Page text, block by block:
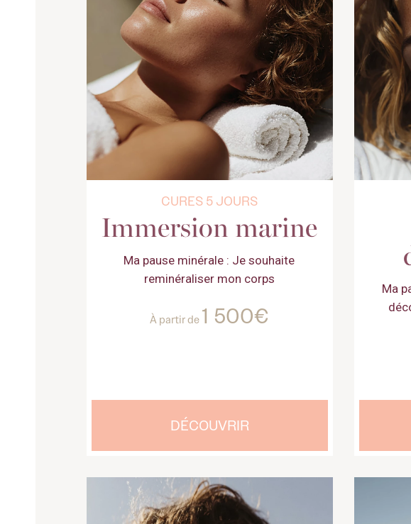
CURES 5 JOURS
Immersion marine
Ma pause minérale : Je souhaite
reminéraliser mon corps
À partir de 1 500€
DÉCOUVRIR
Ma